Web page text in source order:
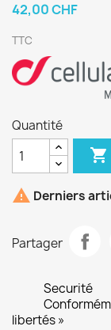
42,00 CHF
TTC
Quantité

 Derniers
Partager
Securité
libertés »